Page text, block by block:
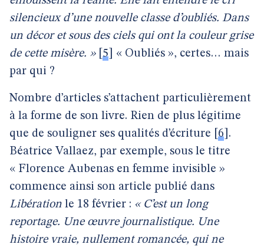
silencieux d’une nouvelle classe d’oubliés. Dans
un décor et sous des ciels qui ont la couleur grise
de cette misère. »[ 5
« Oubliés », certes… mais
par qui ?
Nombre d’articles s’attachent particulièrement
à la forme de son livre. Rien de plus légitime
que de souligner ses qualités d’écriture
6 .
Béatrice Vallaez, par exemple, sous le titre
« Florence Aubenas en femme invisible »
commence ainsi son article publié dans
Libération le 18 février : « C’est un long
reportage. Une œuvre journalistique. Une
histoire vraie, nullement romancée, qui ne